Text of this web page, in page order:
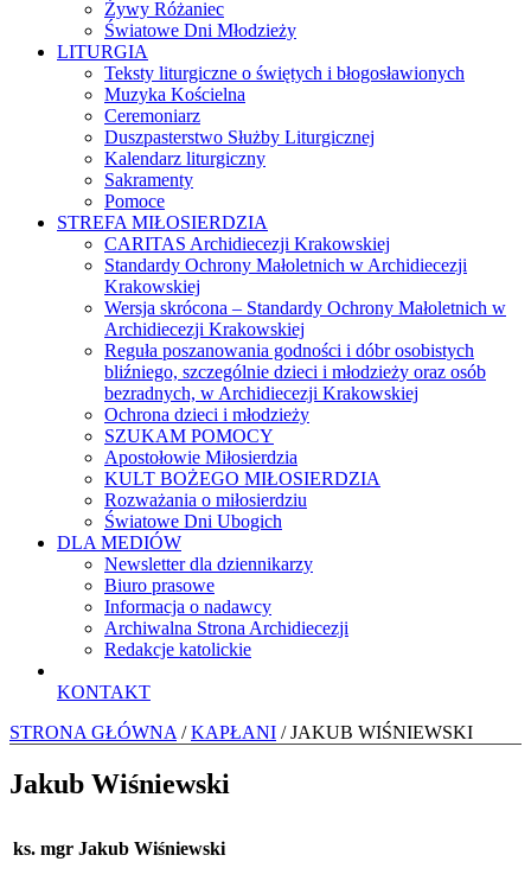
Żywy Różaniec
Światowe Dni Młodzieży
LITURGIA
Teksty liturgiczne o świętych i błogosławionych
Muzyka Kościelna
Ceremoniarz
Duszpasterstwo Służby Liturgicznej
Kalendarz liturgiczny
Sakramenty
Pomoce
STREFA MIŁOSIERDZIA
CARITAS Archidiecezji Krakowskiej
Standardy Ochrony Małoletnich w Archidiecezji
Krakowskiej
Wersja skrócona – Standardy Ochrony Małoletnich w
Archidiecezji Krakowskiej
Reguła poszanowania godności i dóbr osobistych
bliźniego, szczególnie dzieci i młodzieży oraz osób
bezradnych, w Archidiecezji Krakowskiej
Ochrona dzieci i młodzieży
SZUKAM POMOCY
Apostołowie Miłosierdzia
KULT BOŻEGO MIŁOSIERDZIA
Rozważania o miłosierdziu
Światowe Dni Ubogich
DLA MEDIÓW
Newsletter dla dziennikarzy
Biuro prasowe
Informacja o nadawcy
Archiwalna Strona Archidiecezji
Redakcje katolickie
KONTAKT
STRONA GŁÓWNA /KAPŁANI / JAKUB WIŚNIEWSKI
Jakub Wiśniewski
ks. mgr Jakub Wiśniewski